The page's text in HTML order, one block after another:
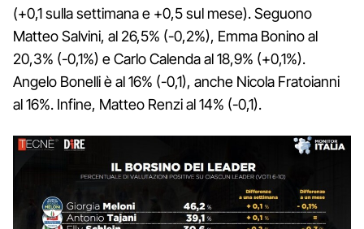
(+0,1 sulla settimana e +0,5 sul mese). Seguono
Matteo Salvini, al 26,5% (-0,2%), Emma Bonino al
20,3% (-0,1%) e Carlo Calenda al 18,9% (+0,1%).
Angelo Bonelli è al 16% (-0,1), anche Nicola Fratoianni
al 16%. Infine, Matteo Renzi al 14% (-0,1).